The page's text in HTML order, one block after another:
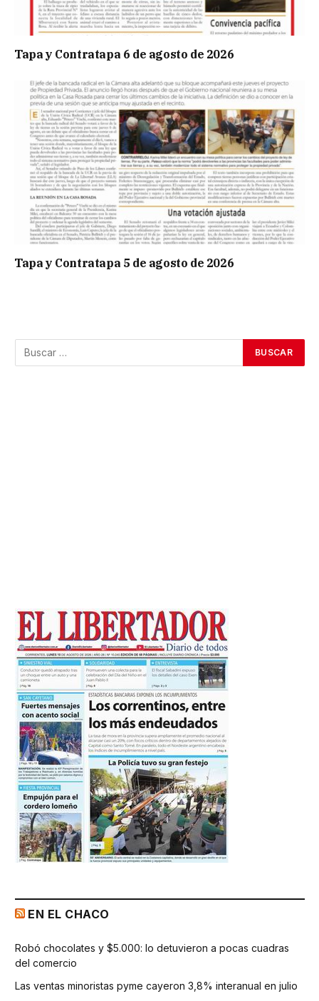
Tapa y Contratapa 6 de agosto de 2026
Tapa y Contratapa 5 de agosto de 2026
EN EL CHACO
Robó chocolates y $5.000: lo detuvieron a pocas cuadras
del comercio
Las ventas minoristas pyme cayeron 3,8% interanual en julio